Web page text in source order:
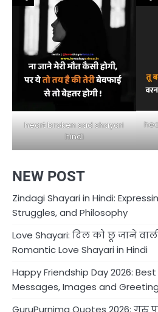
heart broken sad shayari
hindi
NEW POST
Zindagi Shayari in Hindi:
Struggles, and Philosophy
Love Shayari: दिल को छू जाने वाली
Romantic Love Shayari in Hindi
Happy Friendship Day 2026:
Messages, Images and
GuruPurnima Quotes 2026: गुरु